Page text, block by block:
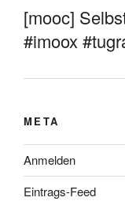
[mooc]
#imoox
META
Anmelden
Eintrags-Feed